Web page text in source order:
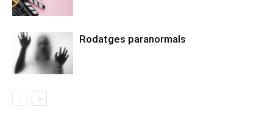
Rodatges paranormals